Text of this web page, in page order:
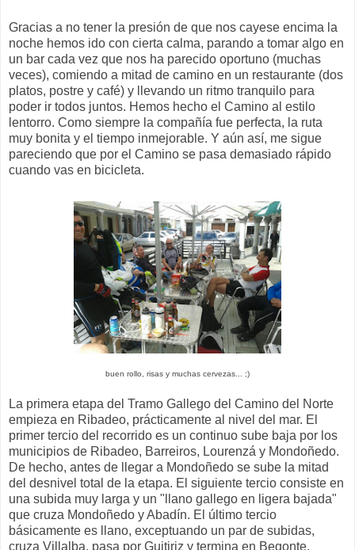
Gracias a no tener la presión de que nos cayese encima la
noche hemos ido con cierta calma, parando a tomar algo en
un bar cada vez que nos ha parecido oportuno (muchas
veces), comiendo a mitad de camino en un restaurante (dos
platos, postre y café) y llevando un ritmo tranquilo para
poder ir todos juntos. Hemos hecho el Camino al estilo
lentorro. Como siempre la compañía fue perfecta, la ruta
muy bonita y el tiempo inmejorable. Y aún así, me sigue
pareciendo que por el Camino se pasa demasiado rápido
cuando vas en bicicleta.
buen rollo, risas y muchas cervezas... ;)
La primera etapa del Tramo Gallego del Camino del Norte
empieza en Ribadeo, prácticamente al nivel del mar. El
primer tercio del recorrido es un continuo sube baja por los
municipios de Ribadeo, Barreiros, Lourenzá y Mondoñedo.
De hecho, antes de llegar a Mondoñedo se sube la mitad
del desnivel total de la etapa. El siguiente tercio consiste en
una subida muy larga y un "llano gallego en ligera bajada"
que cruza Mondoñedo y Abadín. El último tercio
básicamente es llano, exceptuando un par de subidas,
cruza Villalba, pasa por Guitiriz y termina en Begonte.